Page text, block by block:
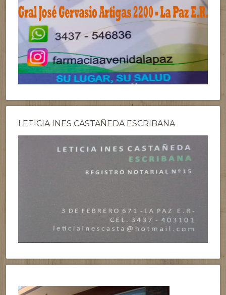
LETICIA INES CASTAÑEDA ESCRIBANA